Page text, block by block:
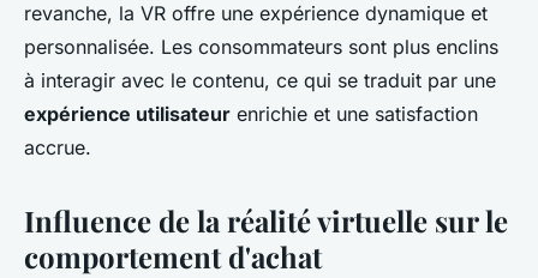
revanche, la VR offre une expérience dynamique et
personnalisée. Les consommateurs sont plus enclins
à interagir avec le contenu, ce qui se traduit par une
expérience utilisateur enrichie et une satisfaction
accrue.
Influence de la réalité virtuelle sur le
comportement d'achat